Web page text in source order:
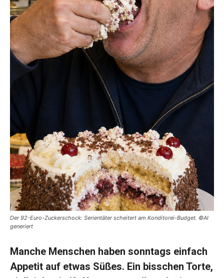
Der 92-Euro-Zuckerschock: Serientäter scheitert am Konditorei-Budget. ©AI
generiert
Manche Menschen haben sonntags einfach
Appetit auf etwas Süßes. Ein bisschen Torte,